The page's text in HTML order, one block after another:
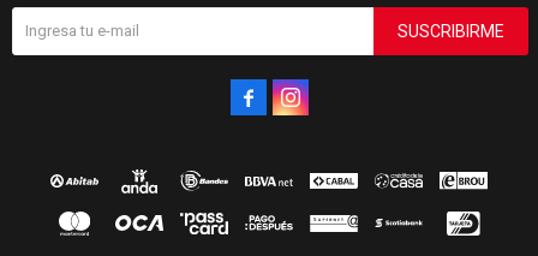
SUSCRIBIRME
 